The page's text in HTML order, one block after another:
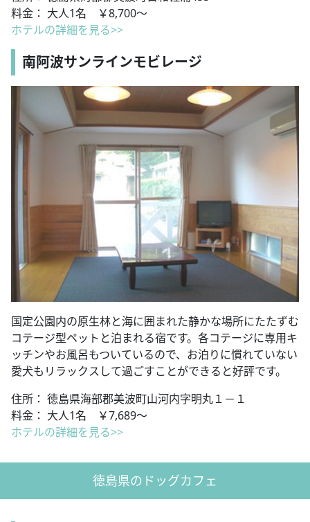
料金： 大人1名 ￥8,700～
ホテルの詳細を見る>>
南阿波サンラインモビレージ
国定公園内の原生林と海に囲まれた静かな場所にたたずむ
コテージ型ペットと泊まれる宿です。各コテージに専用キ
ッチンやお風呂もついているので、お泊りに慣れていない
愛犬もリラックスして過ごすことができると好評です。
住所： 徳島県海部郡美波町山河内字明丸１－１
料金： 大人1名 ￥7,689～
ホテルの詳細を見る>>
徳島県のドッグカフェ